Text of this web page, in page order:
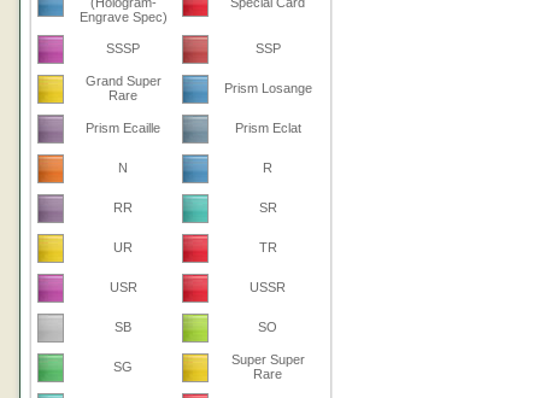
Engrave Spec)
SSSP SSP
Grand Super
Rare
Prism Losange
Prism Ecaille Prism Eclat
N R
RR SR
UR TR
USR USSR
SB SO
SG
Super Super
Rare